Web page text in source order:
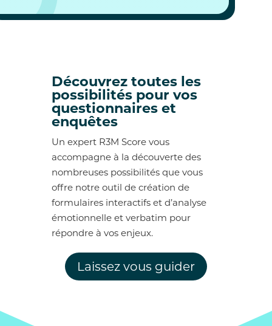
Découvrez toutes les
possibilités pour vos
questionnaires et
enquêtes
Un expert R3M Score vous
accompagne à la découverte des
nombreuses possibilités que vous
offre notre outil de création de
formulaires interactifs et d’analyse
émotionnelle et verbatim pour
répondre à vos enjeux.
Laissez vous guider